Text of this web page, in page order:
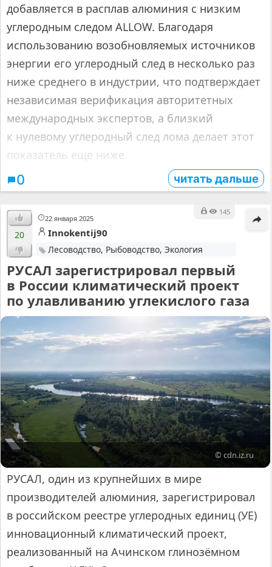
добавляется в расплав алюминия с низким
углеродным следом ALLOW. Благодаря
использованию возобновляемых источников
энергии его углеродный след в несколько раз
ниже среднего в индустрии, что подтверждает
независимая верификация авторитетных
международных экспертов, а близкий
к нулевому углеродный след лома делает этот
показатель еще ниже.
0 читать дальше
22 января 2025
145
20 Innokentij90
Лесоводство, Рыбоводство, Экология
РУСАЛ зарегистрировал первый
в России климатический проект
по улавливанию углекислого газа
© cdn.iz.ru
РУСАЛ, один из крупнейших в мире
производителей алюминия, зарегистрировал
в российском реестре углеродных единиц (УЕ)
инновационный климатический проект,
реализованный на Ачинском глинозёмном